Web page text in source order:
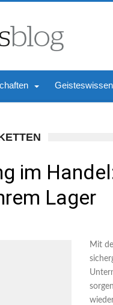
im
Lager
Mit